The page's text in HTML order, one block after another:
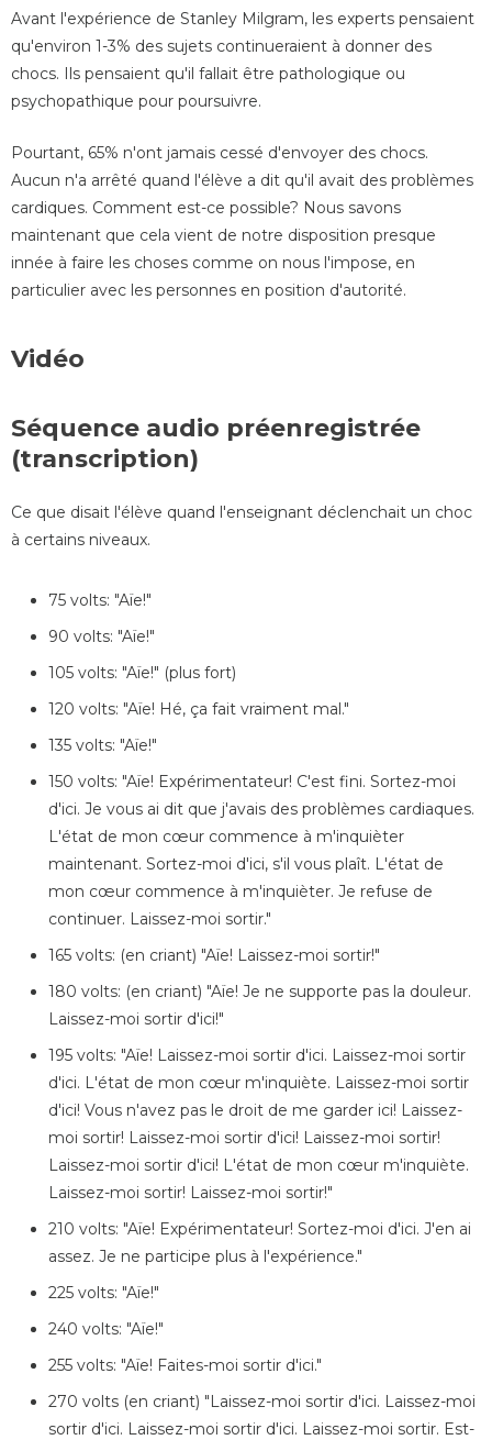
Avant l'expérience de Stanley Milgram, les experts pensaient
qu'environ 1-3% des sujets continueraient à donner des
chocs. Ils pensaient qu'il fallait être pathologique ou
psychopathique pour poursuivre.
Pourtant, 65% n'ont jamais cessé d'envoyer des chocs.
Aucun n'a arrêté quand l'élève a dit qu'il avait des problèmes
cardiques. Comment est-ce possible? Nous savons
maintenant que cela vient de notre disposition presque
innée à faire les choses comme on nous l'impose, en
particulier avec les personnes en position d'autorité.
Vidéo
Séquence audio préenregistrée
(transcription)
Ce que disait l'élève quand l'enseignant déclenchait un choc
à certains niveaux.
75 volts: "Aïe!"
90 volts: "Aïe!"
105 volts: "Aïe!" (plus fort)
120 volts: "Aïe! Hé, ça fait vraiment mal."
135 volts: "Aïe!"
150 volts: "Aïe! Expérimentateur! C'est fini. Sortez-moi
d'ici. Je vous ai dit que j'avais des problèmes cardiaques.
L'état de mon cœur commence à m'inquièter
maintenant. Sortez-moi d'ici, s'il vous plaît. L'état de
mon cœur commence à m'inquièter. Je refuse de
continuer. Laissez-moi sortir."
165 volts: (en criant) "Aïe! Laissez-moi sortir!"
180 volts: (en criant) "Aïe! Je ne supporte pas la douleur.
Laissez-moi sortir d'ici!"
195 volts: "Aïe! Laissez-moi sortir d'ici. Laissez-moi sortir
d'ici. L'état de mon cœur m'inquiète. Laissez-moi sortir
d'ici! Vous n'avez pas le droit de me garder ici! Laissez-
moi sortir! Laissez-moi sortir d'ici! Laissez-moi sortir!
Laissez-moi sortir d'ici! L'état de mon cœur m'inquiète.
Laissez-moi sortir! Laissez-moi sortir!"
210 volts: "Aïe! Expérimentateur! Sortez-moi d'ici. J'en ai
assez. Je ne participe plus à l'expérience."
225 volts: "Aïe!"
240 volts: "Aïe!"
255 volts: "Aïe! Faites-moi sortir d'ici."
270 volts (en criant) "Laissez-moi sortir d'ici. Laissez-moi
sortir d'ici. Laissez-moi sortir d'ici. Laissez-moi sortir. Est-